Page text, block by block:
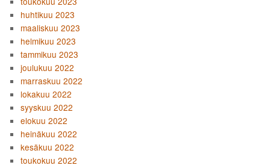
huhtikuu 2023
maaliskuu 2023
helmikuu 2023
tammikuu 2023
joulukuu 2022
marraskuu 2022
lokakuu 2022
syyskuu 2022
elokuu 2022
heinäkuu 2022
kesäkuu 2022
toukokuu 2022